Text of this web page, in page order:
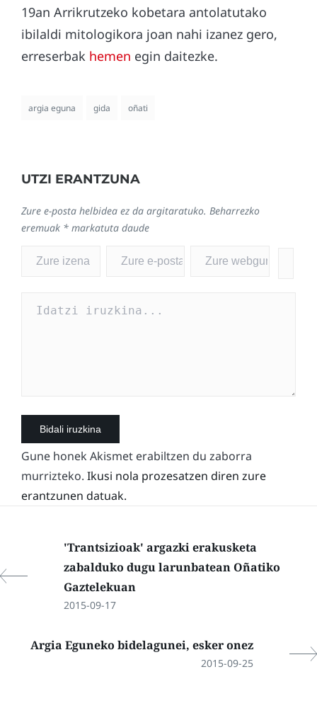
19an Arrikrutzeko kobetara antolatutako
ibilaldi mitologikora joan nahi izanez gero,
erreserbak hemen egin daitezke.
argia eguna gida oñati
UTZI ERANTZUNA
Zure e-posta helbidea ez da argitaratuko. Beharrezko
eremuak * markatuta daude
Gune honek Akismet erabiltzen du zaborra
murrizteko. Ikusi nola prozesatzen diren zure
erantzunen datuak.
'Trantsizioak' argazki erakusketa
zabalduko dugu larunbatean Oñatiko
Gaztelekuan
2015-09-17
Argia Eguneko bidelagunei, esker onez
2015-09-25